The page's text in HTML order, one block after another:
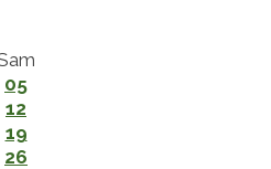
05
12
19
26